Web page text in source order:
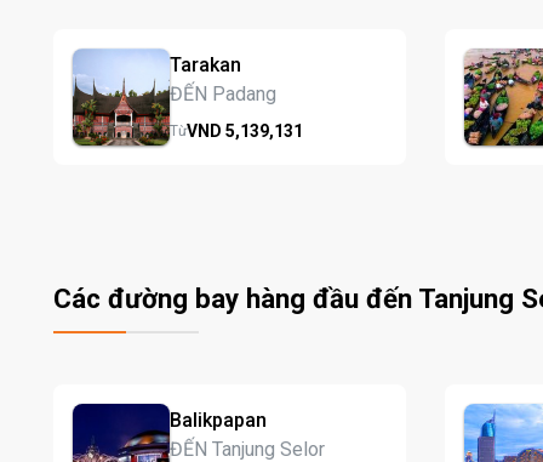
Tarakan
ĐẾN Padang
TừVND 5,139,131
Các đường bay hàng đầu đến Tanjung
Balikpapan
ĐẾN Tanjung Selor